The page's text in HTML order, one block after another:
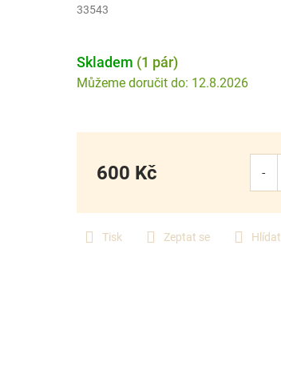
Tisk Zeptat se Hlídat
33543
Skladem (1 pár)
12.8.2026
600 Kč